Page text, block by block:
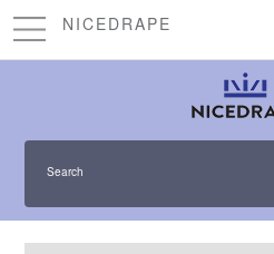
NICEDRAPE
Search